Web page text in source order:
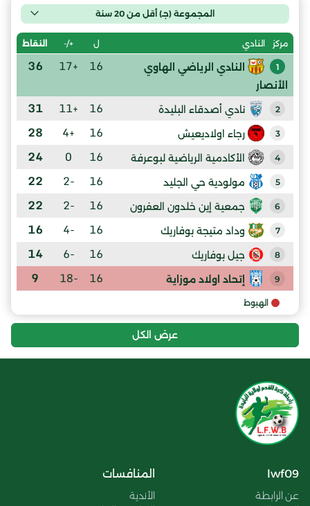
المجموعة (جـ) أقل من 20 سنة
مركز النادي ل +/- النقاط
1
النادي الرياضي الهاوي
الأنصار
16
+17
36
2 نادي أصدقاء البليدة 16
+11
31
3 رجاء اولاديعيش 16
+4
28
4 الأكادمية الرياضية لبوعرفة 16
0
24
5 مولودية حي الجليد 16
-2
22
6 جمعية إين خلدون العفرون 16
-2
22
7 وداد متيجة بوفاريك 16
-4
16
8 جيل بوفاريك 16
-6
14
9 إتحاد اولاد موزاية 16
-18
9
الهبوط
عرض الكل
lwf09
عن الرابطة
المنافسات
الأندية